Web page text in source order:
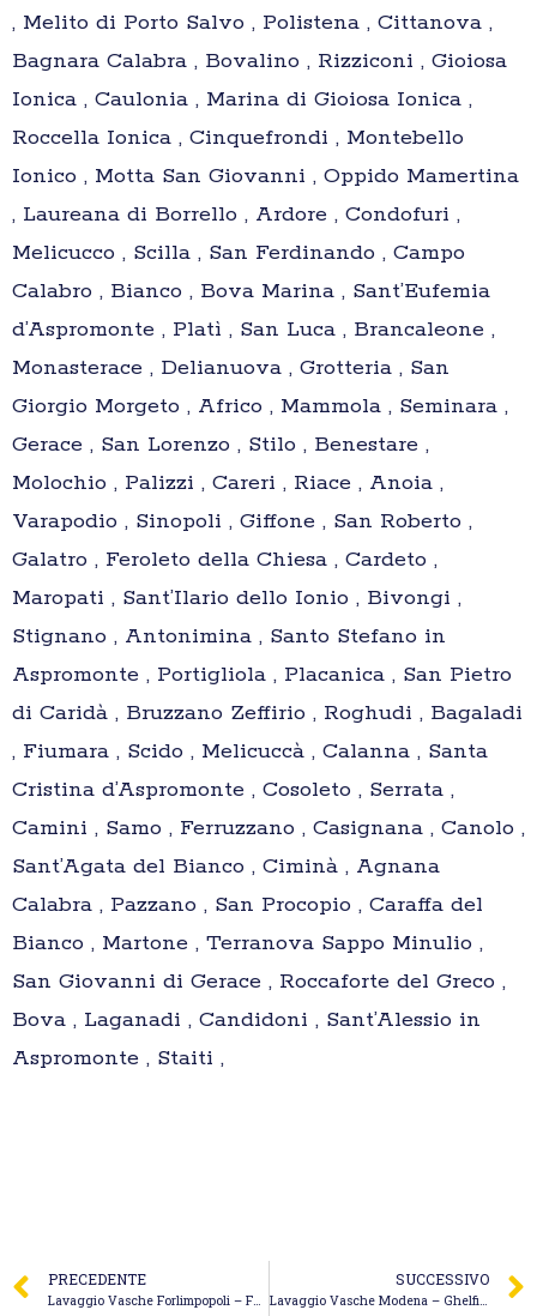
, Melito di Porto Salvo , Polistena , Cittanova ,
Bagnara Calabra , Bovalino , Rizziconi , Gioiosa
Ionica , Caulonia , Marina di Gioiosa Ionica ,
Roccella Ionica , Cinquefrondi , Montebello
Ionico , Motta San Giovanni , Oppido Mamertina
, Laureana di Borrello , Ardore , Condofuri ,
Melicucco , Scilla , San Ferdinando , Campo
Calabro , Bianco , Bova Marina , Sant’Eufemia
d’Aspromonte , Platì , San Luca , Brancaleone ,
Monasterace , Delianuova , Grotteria , San
Giorgio Morgeto , Africo , Mammola , Seminara ,
Gerace , San Lorenzo , Stilo , Benestare ,
Molochio , Palizzi , Careri , Riace , Anoia ,
Varapodio , Sinopoli , Giffone , San Roberto ,
Galatro , Feroleto della Chiesa , Cardeto ,
Maropati , Sant’Ilario dello Ionio , Bivongi ,
Stignano , Antonimina , Santo Stefano in
Aspromonte , Portigliola , Placanica , San Pietro
di Caridà , Bruzzano Zeffirio , Roghudi , Bagaladi
, Fiumara , Scido , Melicuccà , Calanna , Santa
Cristina d’Aspromonte , Cosoleto , Serrata ,
Camini , Samo , Ferruzzano , Casignana , Canolo ,
Sant’Agata del Bianco , Ciminà , Agnana
Calabra , Pazzano , San Procopio , Caraffa del
Bianco , Martone , Terranova Sappo Minulio ,
San Giovanni di Gerace , Roccaforte del Greco ,
Bova , Laganadi , Candidoni , Sant’Alessio in
Aspromonte , Staiti ,
PRECEDENTE
Lavaggio Vasche Forlimpopoli – Fo.Eco
SUCCESSIVO
Lavaggio Vasche Modena – Ghelfi Spurghi